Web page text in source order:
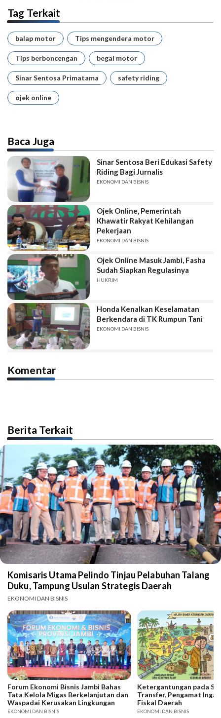
Tag Terkait
balap motor Tips mengendera motor
Tips berboncengan begal motor
Sinar Sentosa Primatama safety riding
ojek online
Baca Juga
Sinar Sentosa Beri Edukasi Safety
Riding Bagi Jurnalis
EKONOMI DAN BISNIS
Ojek Online, Pemerintah
Khawatir Rakyat Kehilangan
Pekerjaan
EKONOMI DAN BISNIS
Ojek Online Masuk Jambi, Fasha
Sudah Siapkan Regulasinya
HUKRIM
Honda Kenalkan Keselamatan
Berkendara di TK Rumpun Tani
EKONOMI DAN BISNIS
Komentar
Berita Terkait
Komisaris Utama Pelindo Tinjau Pelabuhan Talang
Duku, Tampung Usulan Strategis Daerah
EKONOMI DAN BISNIS
Forum Ekonomi Bisnis Jambi Bahas
Tata Kelola Migas Berkelanjutan dan
Waspadai Kerusakan Lingkungan
EKONOMI DAN BISNIS
Ketergantungan pada
Transfer, Pengamat
Fiskal Daerah
EKONOMI DAN BISNIS